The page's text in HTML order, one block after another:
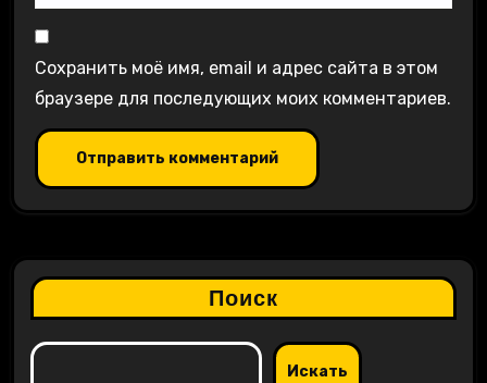
Сохранить моё имя, email и адрес сайта в этом
браузере для последующих моих комментариев.
Поиск
Искать